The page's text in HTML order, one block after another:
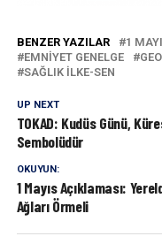
BENZER YAZILAR 1
EMNIYET GENELGE
SAĞLIK İLKE-SEN
UP NEXT
TOKAD: Kudüs Günü,
Sembolüdür
OKUYUN:
1 Mayıs Açıklaması:
Ağları Örmeli